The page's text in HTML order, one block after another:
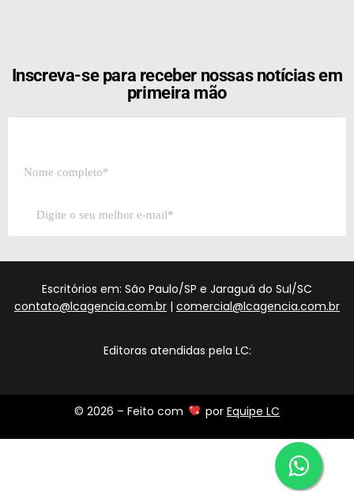
Inscreva-se para receber nossas notícias em
primeira mão
Escritórios em: São Paulo/SP e Jaraguá do Sul/SC
contato@lcagencia.com.br | comercial@lcagencia.com.br
Editoras atendidas pela LC:
© 2026 – Feito com por Equipe LC